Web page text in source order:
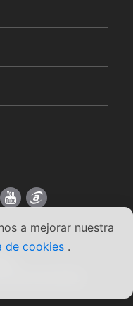
a mejorar nuestra
de cookies .